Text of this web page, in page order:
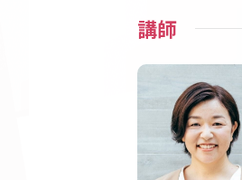
講師